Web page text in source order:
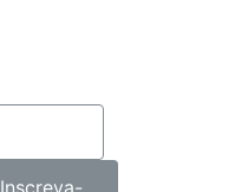
Inscreva-